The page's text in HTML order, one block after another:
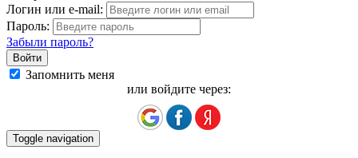
Логин или e-mail:
Пароль:
Забыли пароль?
Запомнить меня
или войдите через:
Toggle navigation